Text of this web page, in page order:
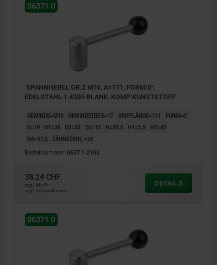
06371 0
SPANNHEBEL GR.2 M10, A=111, FORM:0°,
EDELSTAHL 1.4305 BLANK, KOMP:KUNSTSTOFF
GEWINDE=M10 GEWINDETIEFE=17 GRIFFLÄNGE=111
FORM=0°
D=19
D1=28 D2=32 D3=12 H=51,5 H1=5,5
H2=42
H4=57,5 ZÄHNEZAHL =24
Bestellnummer: 06371-2102
38,24 CHF
zzgl. MwSt.
zzgl. Versandkosten
DETAILS
06371 0